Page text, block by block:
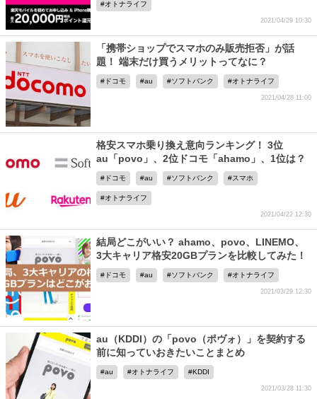
オトナライフ
2021/04/29 10:30
「携帯ショップでスマホのみ販売拒否」が話
題！ 端末だけ買うメリットってなに？
ドコモ au ソフトバンク オトナライフ
2021/04/28 11:00
格安スマホ乗り換え意向ランキング！ 3位
au「povo」、2位ドコモ「ahamo」、1位は？
ドコモ au ソフトバンク スマホ
オトナライフ
2021/04/22 12:30
結局どこがいい？ ahamo、povo、LINEMO、
3大キャリア格安20GBプランを比較してみた！
ドコモ au ソフトバンク オトナライフ
2021/03/29 12:30
au（KDDI）の「povo（ポヴォ）」を契約する
前に知っていおきたいことまとめ
au オトナライフ KDDI
2021/03/28 11:30